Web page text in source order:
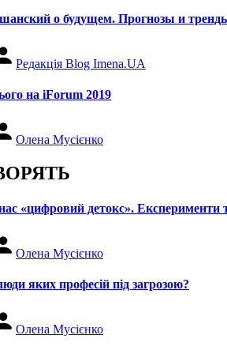
о будущем. Прогнозы и
Редакція Blog Imena.UA
на iForum 2019
Олена Мусієнко
«цифровий детокс». Експерименти
Олена Мусієнко
яких професій під загрозою?
Олена Мусієнко